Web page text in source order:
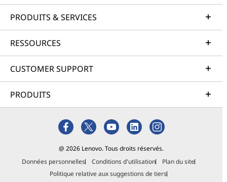
PRODUITS & SERVICES
RESSOURCES
CUSTOMER SUPPORT
PRODUITS
@ 2026 Lenovo. Tous droits réservés.
Données personnelles
Conditions d'utilisation
Plan du site
Politique relative aux suggestions de tiers